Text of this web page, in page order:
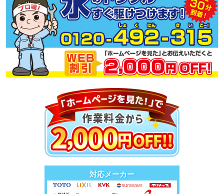
対応メーカー